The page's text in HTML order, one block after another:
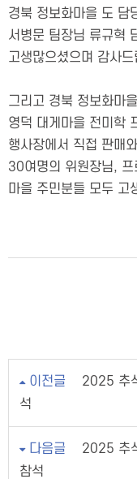
경북 정보화마을 도 담
서병문 팀장님 류규혁
고생많으셨으며 감사드
그리고 경북 정보화마
영덕 대게마을 전미학
행사장에서 직접 판매
30여명의 위원장님, 프
마을 주민분들 모두 고
이전글
2025 추
석
다음글
2025 추
참석